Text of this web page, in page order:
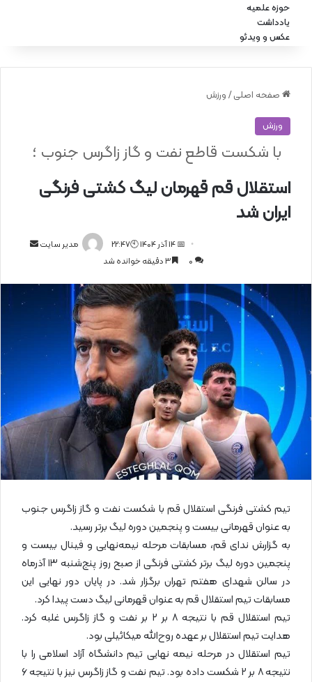
حوزه علمیه
یادداشت
عکس و ویدئو
صفحه اصلی / ورزش
ورزش
استقلال قم قهرمان لیگ کشتی فرنگی
ایران شد
با شکست قاطع نفت و گاز زاگرس جنوب ؛
مدیر سایت
ل
📅 14 آذر 1404 🕙22:47
0
تیم کشتی فرنگی استقلال قم با شکست نفت و گاز زاگرس جنوب
به عنوان قهرمانی بیست و پنجمین دوره لیگ برتر رسید.
به گزارش ندای قم، مسابقات مرحله نیمه‌نهایی و فینال بیست و
پنجمین دوره لیگ برتر کشتی فرنگی از صبح روز پنج‌شنبه ۱۳ آذرماه
در سالن شهدای هفتم تهران برگزار شد. در پایان دور نهایی این
مسابقات تیم استقلال قم به عنوان قهرمانی لیگ دست پیدا کرد.
تیم استقلال قم با نتیجه ۸ بر ۲ بر نفت و گاز زاگرس غلبه کرد.
هدایت تیم استقلال بر عهده روح‌الله میکائیلی بود.
تیم استقلال در مرحله نیمه نهایی تیم دانشگاه آزاد اسلامی را با
نتیجه ۸ بر ۲ شکست داده بود. تیم نفت و گاز زاگرس نیز با نتیجه ۶